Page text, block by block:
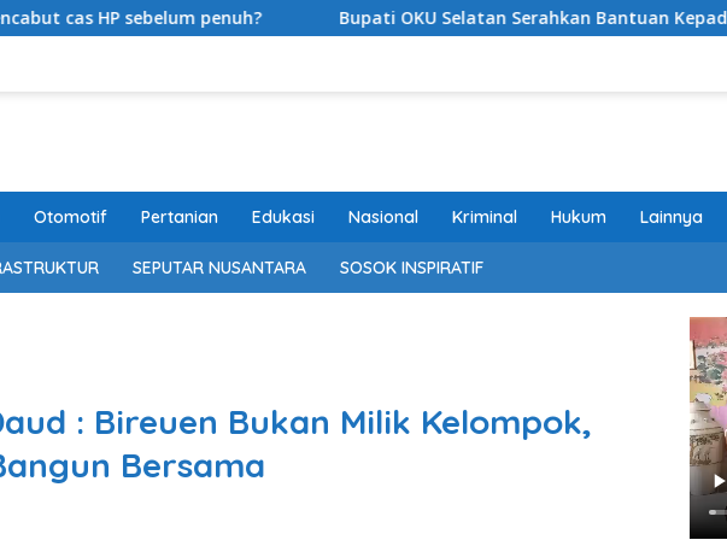
penuh? Bupati OKU Selatan Serahkan Bantuan Kepada Korban Kebakaran
Otomotif Pertanian Edukasi Nasional Kriminal Hukum Lainnya
SEPUTAR NUSANTARA SOSOK INSPIRATIF
: Bireuen Bukan Milik Kelompok,
Bersama